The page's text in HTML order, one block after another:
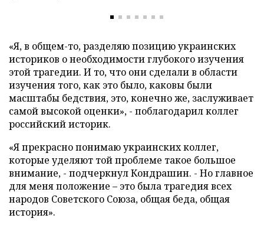
«Я, в общем-то, разделяю позицию украинских
историков о необходимости глубокого изучения
этой трагедии. И то, что они сделали в области
изучения того, как это было, каковы были
масштабы бедствия, это, конечно же, заслуживает
самой высокой оценки», - поблагодарил коллег
российский историк.
«Я прекрасно понимаю украинских коллег,
которые уделяют той проблеме такое большое
внимание, - подчеркнул Кондрашин. - Но главное
для меня положение – это была трагедия всех
народов Советского Союза, общая беда, общая
история».